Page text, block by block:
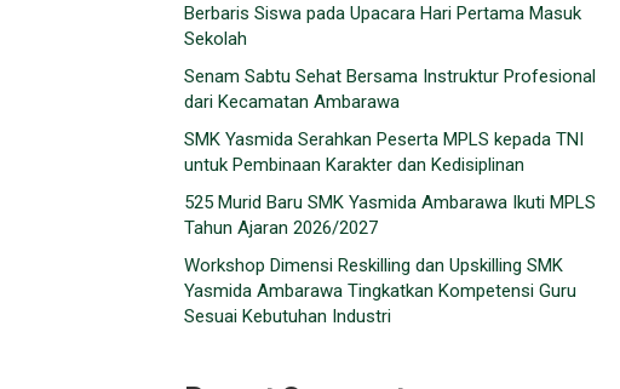
Berbaris Siswa pada Upacara Hari Pertama Masuk
Sekolah
Senam Sabtu Sehat Bersama Instruktur Profesional
dari Kecamatan Ambarawa
SMK Yasmida Serahkan Peserta MPLS kepada TNI
untuk Pembinaan Karakter dan Kedisiplinan
525 Murid Baru SMK Yasmida Ambarawa Ikuti MPLS
Tahun Ajaran 2026/2027
Workshop Dimensi Reskilling dan Upskilling SMK
Yasmida Ambarawa Tingkatkan Kompetensi Guru
Sesuai Kebutuhan Industri